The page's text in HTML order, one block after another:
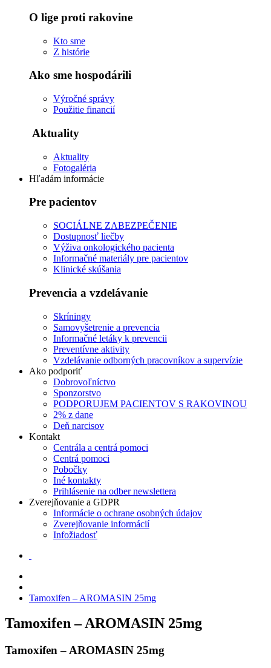
O lige proti rakovine
Kto sme
Z histórie
Ako sme hospodárili
Výročné správy
Použitie financií
Aktuality
Aktuality
Fotogaléria
Hľadám informácie
Pre pacientov
SOCIÁLNE ZABEZPEČENIE
Dostupnosť liečby
Výživa onkologického pacienta
Informačné materiály pre pacientov
Klinické skúšania
Prevencia a vzdelávanie
Skríningy
Samovyšetrenie a prevencia
Informačné letáky k prevencii
Preventívne aktivity
Vzdelávanie odborných pracovníkov a supervízie
Ako podporiť
Dobrovoľníctvo
Sponzorstvo
PODPORUJEM PACIENTOV S RAKOVINOU
2% z dane
Deň narcisov
Kontakt
Centrála a centrá pomoci
Centrá pomoci
Pobočky
Iné kontakty
Prihlásenie na odber newslettera
Zverejňovanie a GDPR
Informácie o ochrane osobných údajov
Zverejňovanie informácií
Infožiadosť
Tamoxifen – AROMASIN 25mg
Tamoxifen – AROMASIN 25mg
Tamoxifen – AROMASIN 25mg